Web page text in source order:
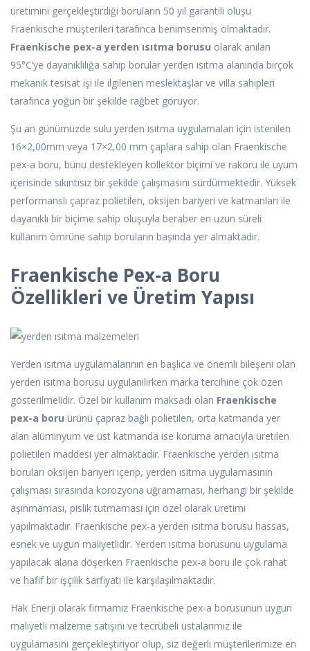
üretimini gerçekleştirdiği boruların 50 yıl garantili oluşu
Fraenkische müşterileri tarafınca benimsenmiş olmaktadır.
Fraenkische pex-a yerden ısıtma borusu olarak anılan
95°C’ye dayanıklılığa sahip borular yerden ısıtma alanında birçok
mekanik tesisat işi ile ilgilenen meslektaşlar ve villa sahipleri
tarafınca yoğun bir şekilde rağbet görüyor.
Şu an günümüzde sulu yerden ısıtma uygulamaları için istenilen
16×2,00mm veya 17×2,00 mm çaplara sahip olan Fraenkische
pex-a boru, bunu destekleyen kollektör biçimi ve rakoru ile uyum
içerisinde sıkıntısız bir şekilde çalışmasını sürdürmektedir. Yüksek
performanslı çapraz polietilen, oksijen bariyeri ve katmanları ile
dayanıklı bir biçime sahip oluşuyla beraber en uzun süreli
kullanım ömrüne sahip boruların başında yer almaktadır.
Fraenkische Pex-a Boru
Özellikleri ve Üretim Yapısı
Yerden ısıtma uygulamalarının en başlıca ve önemli bileşeni olan
yerden ısıtma borusu uygulanılırken marka tercihine çok özen
gösterilmelidir. Özel bir kullanım maksadı olan Fraenkische
pex-a boru ürünü çapraz bağlı polietilen, orta katmanda yer
alan alüminyum ve üst katmanda ise koruma amacıyla üretilen
polietilen maddesi yer almaktadır. Fraenkische yerden ısıtma
boruları oksijen bariyeri içerip, yerden ısıtma uygulamasının
çalışması sırasında korozyona uğramaması, herhangi bir şekilde
aşınmaması, pislik tutmaması için özel olarak üretimi
yapılmaktadır. Fraenkische pex-a yerden ısıtma borusu hassas,
esnek ve uygun maliyetlidir. Yerden ısıtma borusunu uygulama
yapılacak alana döşerken Fraenkische pex-a boru ile çok rahat
ve hafif bir işçilik sarfiyatı ile karşılaşılmaktadır.
Hak Enerji olarak firmamız Fraenkische pex-a borusunun uygun
maliyetli malzeme satışını ve tecrübeli ustalarımız ile
uygulamasını gerçekleştiriyor olup, siz değerli müşterilerimize en